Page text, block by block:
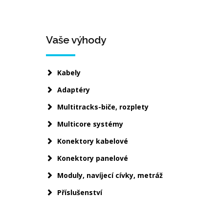
Vaše výhody
Kabely
Adaptéry
Multitracks-biče, rozplety
Multicore systémy
Konektory kabelové
Konektory panelové
Moduly, navíjecí cívky, metráž
Příslušenství